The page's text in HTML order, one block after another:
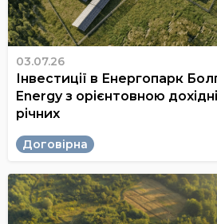
03.07.26
Інвестиції в Енергопарк
Energy з орієнтовною
річних
Договірна